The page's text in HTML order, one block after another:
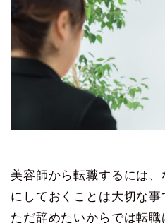
美容師から転職するには
にしておくことは大切な事
ただ辞めたいからでは転職